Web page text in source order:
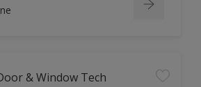
& Window Tech